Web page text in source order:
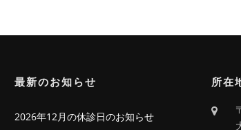
最新のお知らせ
2026年12月の休診日のお知らせ
所在